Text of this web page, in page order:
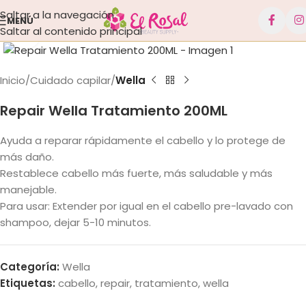
Saltar a la navegación
Saltar al contenido principal
MENÚ
Haga clic para ampliar
Inicio Cuidado capilar Wella
Repair Wella Tratamiento 200ML
Ayuda a reparar rápidamente el cabello y lo protege de
más daño.
Restablece cabello más fuerte, más saludable y más
manejable.
Para usar: Extender por igual en el cabello pre-lavado con
shampoo, dejar 5-10 minutos.
Categoría: Wella
Etiquetas: cabello,repair, tratamiento,wella